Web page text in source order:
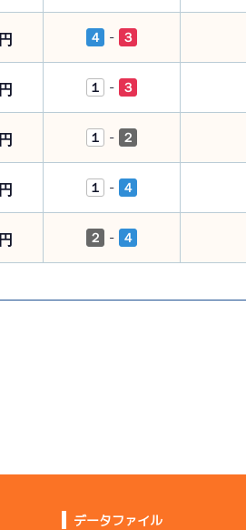
円 ４ - ３
円 １ - ３
円 １ - ２
円 １ - ４
円 ２ - ４
データファイル